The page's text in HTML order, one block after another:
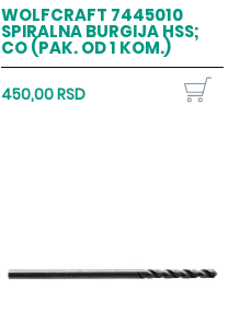
WOLFCRAFT 7445010
SPIRALNA BURGIJA HSS;
CO (PAK. OD 1 KOM.)
450,00 RSD